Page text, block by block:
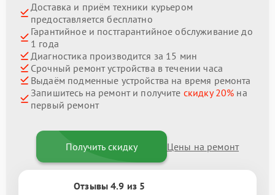
Доставка и приём техники курьером
предоставляется бесплатно
Гарантийное и постгарантийное обслуживание до
1 года
Диагностика производится за 15 мин
Срочный ремонт устройства в течении часа
Выдаём подменные устройства на время ремонта
Запишитесь на ремонт и получите скидку 20% на
первый ремонт
Получить скидку Цены на ремонт
Отзывы 4.9 из 5